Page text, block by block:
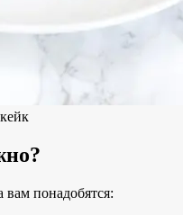
вам понадобятся: